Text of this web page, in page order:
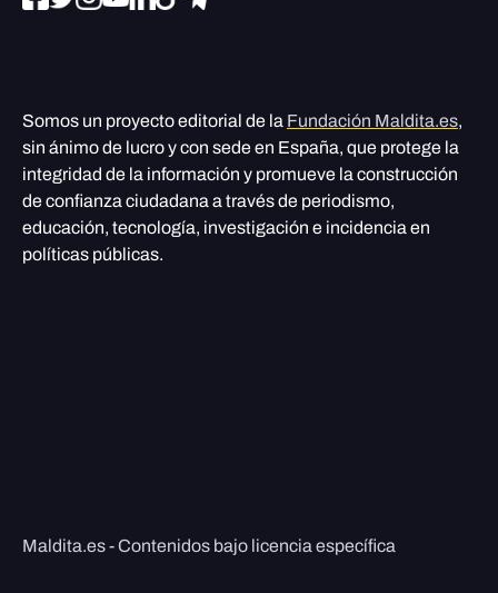
Somos un proyecto editorial de la Fundación Maldita.es,
sin ánimo de lucro y con sede en España, que protege la
integridad de la información y promueve la construcción
de confianza ciudadana a través de periodismo,
educación, tecnología, investigación e incidencia en
políticas públicas.
Maldita.es - Contenidos bajo licencia específica